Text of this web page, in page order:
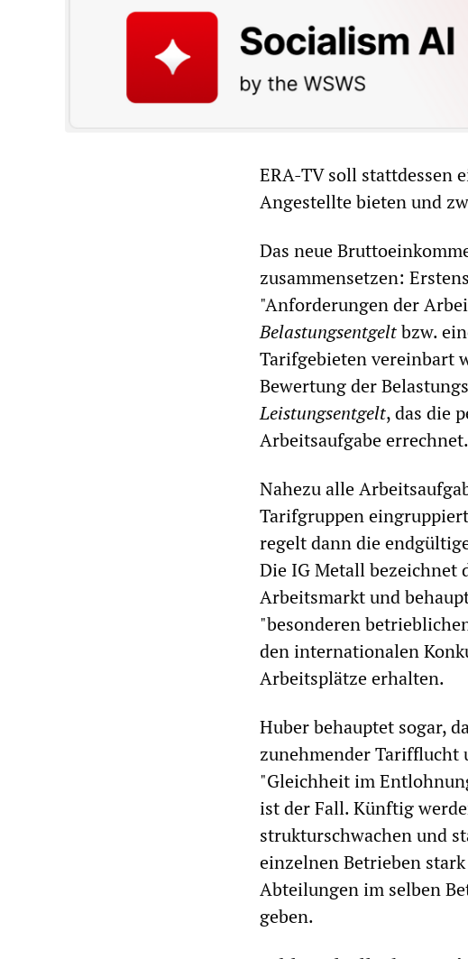
ERA-TV soll stattdessen
Angestellte bieten und
Das neue
zusammensetzen:
"Anforderungen der
Belastungsentgeltbzw.
Tarifgebieten vereinbart
Bewertung der
Leistungsentgelt, das die
Arbeitsaufgabe errechnet.
Nahezu alle
Tarifgruppen
regelt dann die
Die IG Metall bezeichnet
Arbeitsmarkt und
"besonderen
den internationalen
Arbeitsplätze erhalten.
Huber behauptet sogar,
zunehmender
"Gleichheit im
ist der Fall. Künftig
strukturschwachen und
einzelnen Betrieben
Abteilungen im selben
geben.